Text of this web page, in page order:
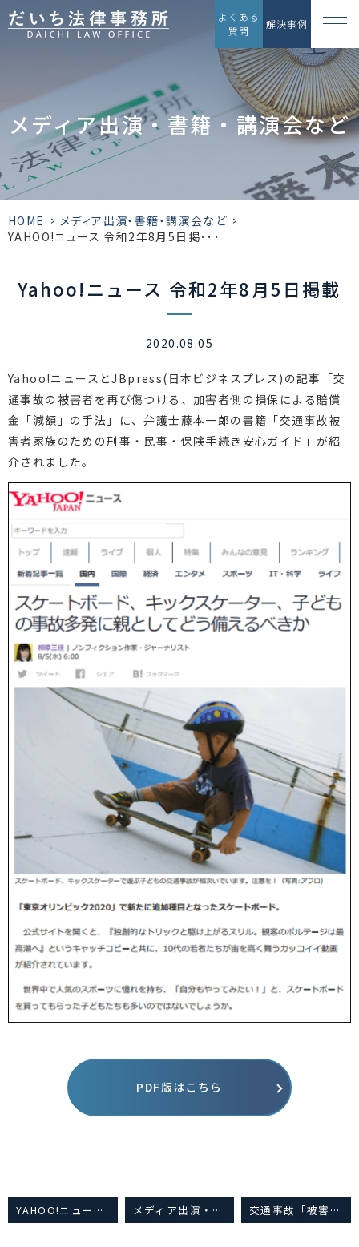
よくある
質問
解決事例
メディア出演・書籍・講演会など
HOME > メディア出演・書籍・講演会など >
YAHOO!ニュース 令和2年8月5日掲･･･
Yahoo!ニュース 令和2年8月5日掲載
2020.08.05
Yahoo!ニュースとJBpress(日本ビジネスプレス)の記事「交
通事故の被害者を再び傷つける、加害者側の損保による賠償
金「減額」の手法」に、弁護士藤本一郎の書籍「交通事故被
害者家族のための刑事・民事・保険手続き安心ガイド」が紹
介されました。
PDF版はこちら
YAHOO!ニュース 令和2年7月28日掲載メディア出演・書籍・講演会など 交通事故「被害者家族」のための